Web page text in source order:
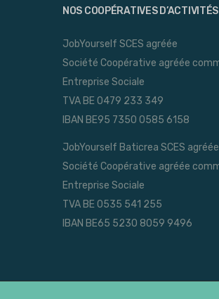
NOS COOPÉRATIVES D’ACTIVITÉS
JobYourself SCES agréée
Société Coopérative agréée
Entreprise Sociale
TVA BE 0479 233 349
IBAN BE95 7350 0585 6158
JobYourself Baticrea SCES agréée
Société Coopérative agréée
Entreprise Sociale
TVA BE 0535 541 255
IBAN BE65 5230 8059 9496